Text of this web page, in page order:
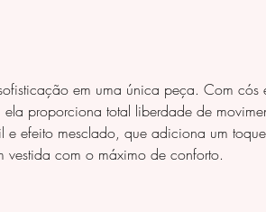
em uma única peça. Com
proporciona total liberdade de
efeito mesclado, que adiciona um
vestida com o máximo de conforto.